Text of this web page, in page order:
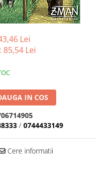
Lei
85,54 Lei
IN COS
/ 0744433149
Cere informatii